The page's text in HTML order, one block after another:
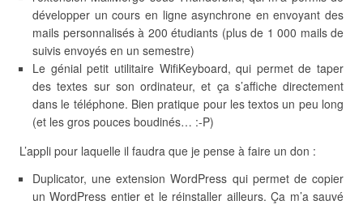
développer un cours en ligne asynchrone en envoyant des
mails personnalisés à 200 étudiants (plus de 1 000 mails de
suivis envoyés en un semestre)
Le génial petit utilitaire WifiKeyboard, qui permet de taper
des textes sur son ordinateur, et ça s’affiche directement
dans le téléphone. Bien pratique pour les textos un peu long
(et les gros pouces boudinés… :-P)
L’appli pour laquelle il faudra que je pense à faire un don :
Duplicator, une extension WordPress qui permet de copier
un WordPress entier et le réinstaller ailleurs. Ça m’a sauvé